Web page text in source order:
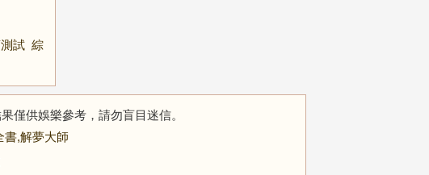
試 綜
僅供娛樂參考，請勿盲目迷信。
書,解夢大師